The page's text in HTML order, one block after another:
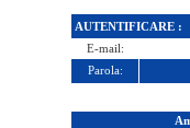
AUTENTIFICARE :
E-mail:
Parola: